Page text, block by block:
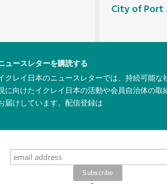
City of Port
ュースレターを購読する
クレイ日本のニュースレターでは、持続可能な
に向けたイクレイ日本の活動や会員自治体の取
届けしています。配信登録は